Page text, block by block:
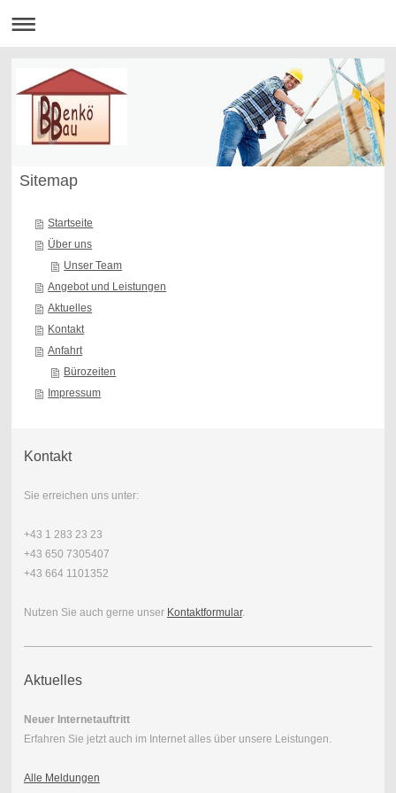
Sitemap
Startseite
Über uns
Unser Team
Angebot und Leistungen
Aktuelles
Kontakt
Anfahrt
Bürozeiten
Impressum
Kontakt
Sie erreichen uns unter:
+43 1 283 23 23
+43 650 7305407
+43 664 1101352
Nutzen Sie auch gerne unser Kontaktformular.
Aktuelles
Neuer Internetauftritt
Erfahren Sie jetzt auch im Internet alles über unsere Leistungen.
Alle Meldungen